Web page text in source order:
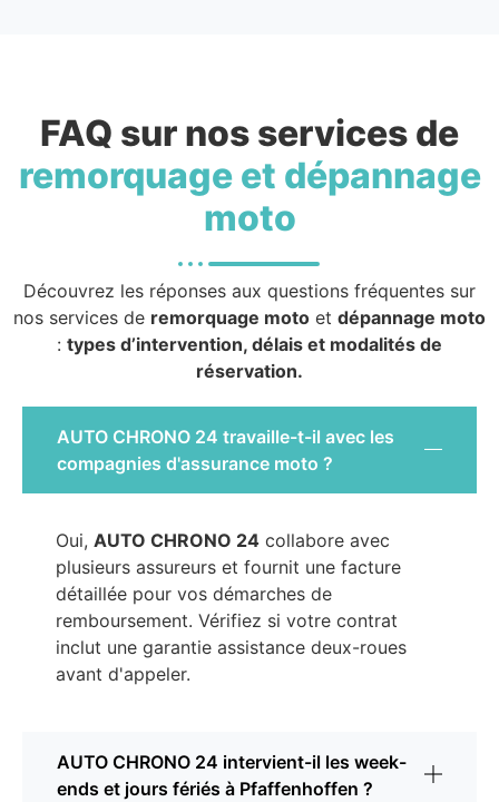
FAQ sur nos services de
remorquage et dépannage
moto
Découvrez les réponses aux questions fréquentes sur
nos services de remorquage moto et dépannage moto
: types d’intervention, délais et modalités de
réservation.
AUTO CHRONO 24 travaille-t-il avec les
compagnies d'assurance moto ?
Oui, AUTO CHRONO 24 collabore avec
plusieurs assureurs et fournit une facture
détaillée pour vos démarches de
remboursement. Vérifiez si votre contrat
inclut une garantie assistance deux-roues
avant d'appeler.
AUTO CHRONO 24 intervient-il les week-
ends et jours fériés à Pfaffenhoffen ?